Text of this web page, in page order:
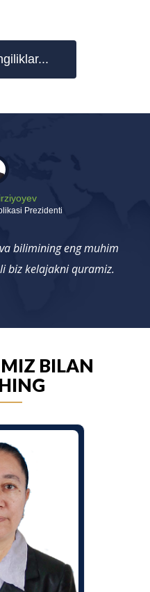
Prezidenti
bilimining eng muhim
biz kelajakni quramiz.
BILAN